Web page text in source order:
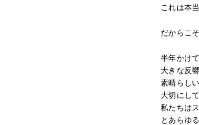
これは本
だからこ
半年かけ
大きな反
素晴らし
大切にし
私たちは
とあらゆ